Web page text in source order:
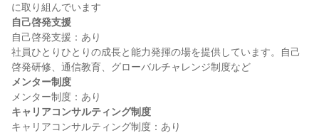
自己啓発支援
自己啓発支援：あり
社員ひとりひとりの成長と能力発揮の場を提供しています。自己
メンター制度
キャリアコンサルティング制度
キャリアコンサルティング制度：あり